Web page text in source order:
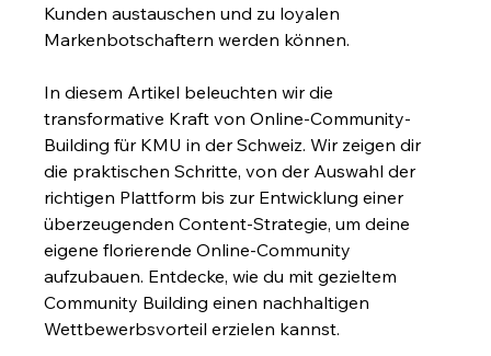
Kunden austauschen und zu loyalen
Markenbotschaftern werden können.
In diesem Artikel beleuchten wir die
transformative Kraft von Online-Community-
Building für KMU in der Schweiz. Wir zeigen dir
die praktischen Schritte, von der Auswahl der
richtigen Plattform bis zur Entwicklung einer
überzeugenden Content-Strategie, um deine
eigene florierende Online-Community
aufzubauen. Entdecke, wie du mit gezieltem
Community Building einen nachhaltigen
Wettbewerbsvorteil erzielen kannst.